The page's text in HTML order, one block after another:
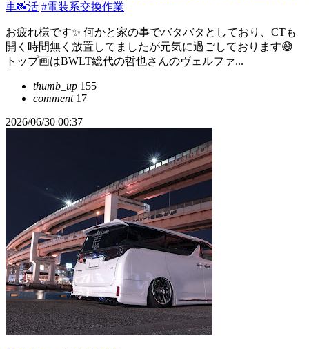
車📸活 #電装系交換作業
お疲れ様です✨ 何かと家の事でバタバタとしており、CTも
開く時間無く放置してましたが元気に過ごしております😅
トップ画はBWLT総代の哲也さんのヴェルファ...
thumb_up 155
comment17
2026/06/30 00:37